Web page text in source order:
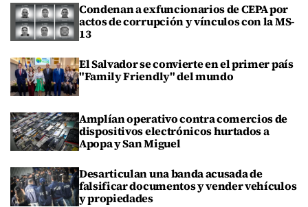
Condenan a exfuncionarios de CEPA por
actos de corrupción y vínculos con la MS-
13
El Salvador se convierte en el primer país
"Family Friendly" del mundo
Amplían operativo contra comercios de
dispositivos electrónicos hurtados a
Apopa y San Miguel
Desarticulan una banda acusada de
falsificar documentos y vender vehículos
y propiedades